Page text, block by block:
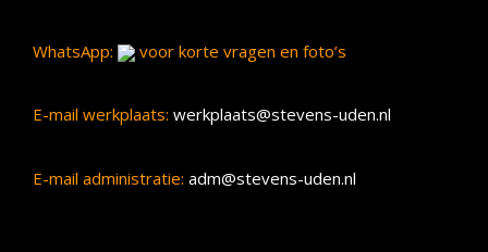
WhatsApp: voor korte vragen en foto’s
E-mail werkplaats: werkplaats@stevens-uden.nl
E-mail administratie: adm@stevens-uden.nl